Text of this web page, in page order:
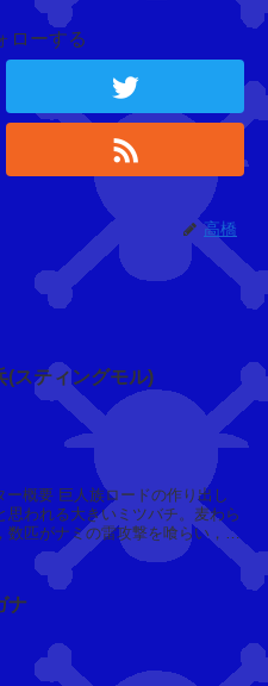
ローする
高橋
(スティングモル)
われる大きいミツバチ。麦わら
匹がナミの雷攻撃を喰らい，気
ナ